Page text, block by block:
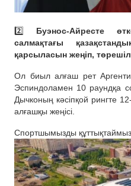
2️⃣ Буэнос-Айресте
салмақтағы
қарсыласын жеңіп,
Ол биыл алғаш рет
Эспиндоламен 10 раундқа
Дычконың кәсіпқой рингте
алғашқы жеңісі.
Спортшымызды